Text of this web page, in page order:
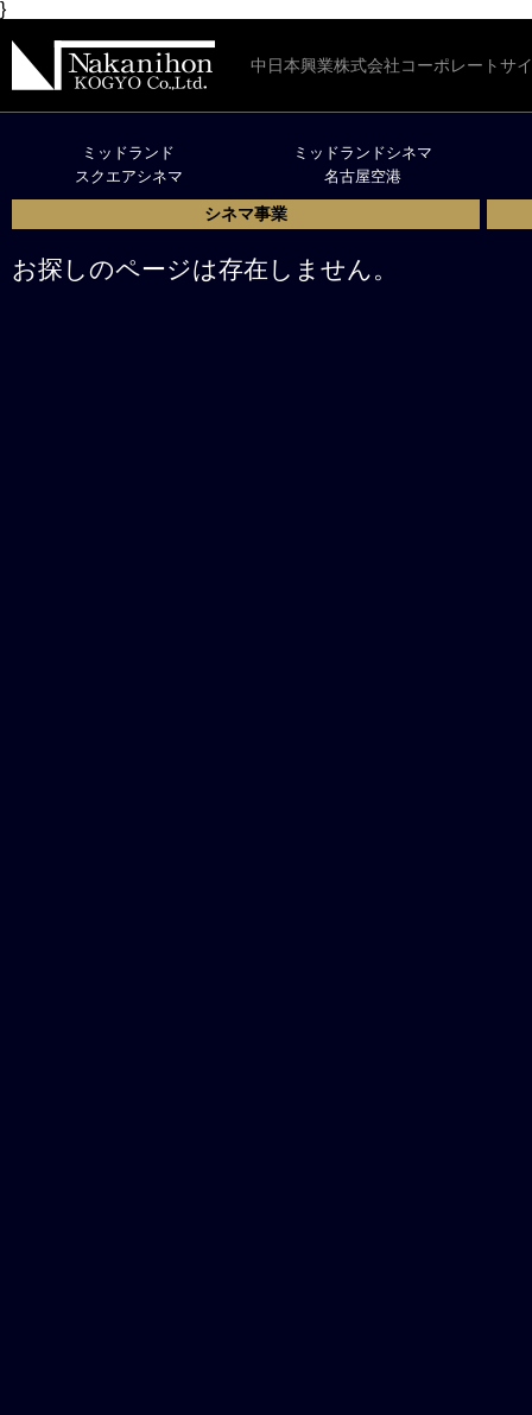
}
中日本興業株式会社コーポレートサ
ミッドランド
スクエアシネマ
ミッドランドシネマ
名古屋空港
シネマ事業
お探しのページは存在しません。